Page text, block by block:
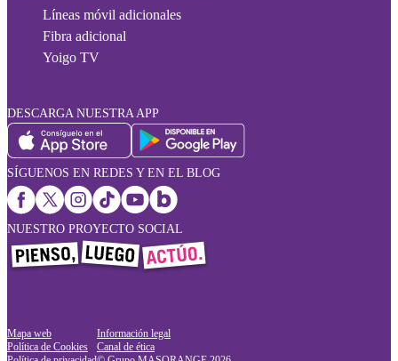
Líneas móvil adicionales
Fibra adicional
Yoigo TV
DESCARGA NUESTRA APP
SÍGUENOS EN REDES Y EN EL BLOG
NUESTRO PROYECTO SOCIAL
Mapa web
Política de Cookies
Información legal
Canal de ética